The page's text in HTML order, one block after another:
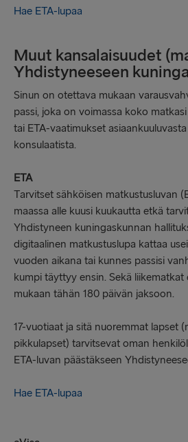
Hae ETA-lupaa
Muut kansalaisuudet
Yhdistyneeseen
Sinun on otettava mukaan
passi, joka on voimassa koko
tai ETA-vaatimukset
konsulaatista.
ETA
Tarvitset sähköisen matkustusluvan
maassa alle kuusi kuukautta etkä
Yhdistyneen kuningaskunnan
digitaalinen matkustuslupa kattaa
vuoden aikana tai kunnes passisi
kumpi täyttyy ensin. Sekä liikematkat
mukaan tähän 180 päivän jaksoon.
17-vuotiaat ja sitä nuoremmat lapset
pikkulapset) tarvitsevat oman
ETA-luvan päästäkseen
Hae ETA-lupaa